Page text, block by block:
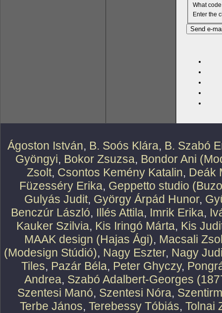
What
Enter the
Ágoston István, B. Soós Klára, B. Szabó
Gyöngyi, Bokor Zsuzsa, Bondor Ani
Zsolt, Csontos Kemény Katalin, Deák
Füzesséry Erika, Geppetto studio
Gulyás Judit, György Árpád Hunor,
Benczúr László, Illés Attila, Imrik Erika,
Kauker Szilvia, Kis Iringó Márta, Kis
MAAK design (Hajas Ági), Macsali
(Modesign Stúdió), Nagy Eszter, Nagy
Tiles, Pazár Béla, Peter Ghyczy,
Andrea, Szabó Adalbert-Georges
Szentesi Manó, Szentesi Nóra,
Terbe János, Terebessy Tóbiás, Tolnai